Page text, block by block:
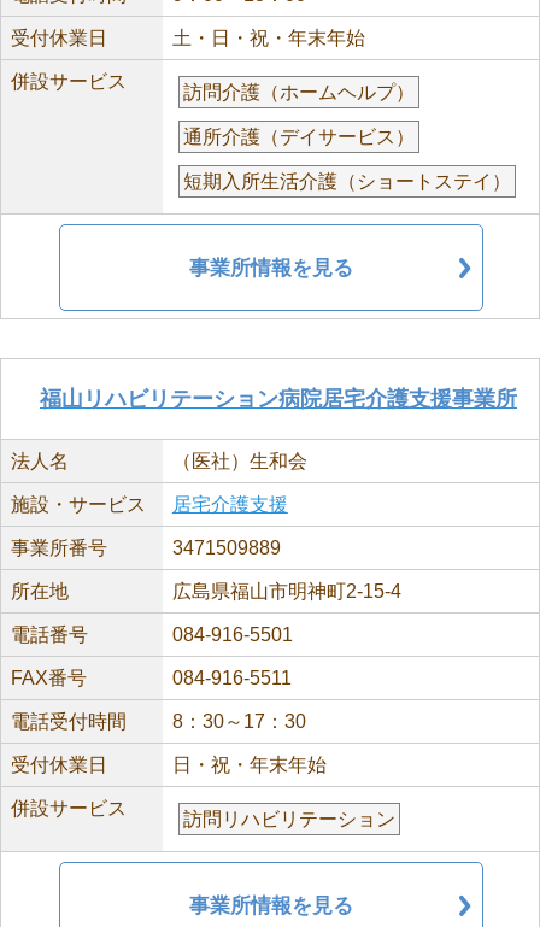
受付休業日 土・日・祝・年末年始
併設サービス
訪問介護（ホームヘルプ）
通所介護（デイサービス）
短期入所生活介護（ショートステイ）
事業所情報を見る
福山リハビリテーション病院居宅介護支援事業所
法人名 （医社）生和会
施設・サービス 居宅介護支援
事業所番号 3471509889
所在地 広島県福山市明神町2-15-4
電話番号 084-916-5501
FAX番号 084-916-5511
電話受付時間 8：30～17：30
受付休業日 日・祝・年末年始
併設サービス
訪問リハビリテーション
事業所情報を見る